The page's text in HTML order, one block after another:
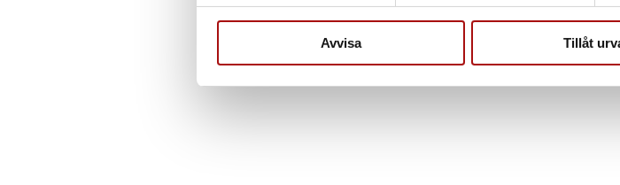
Avvisa Tillåt